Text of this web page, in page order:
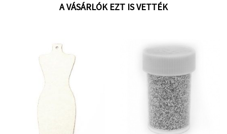
A VÁSÁRLÓK EZT IS VETTÉK